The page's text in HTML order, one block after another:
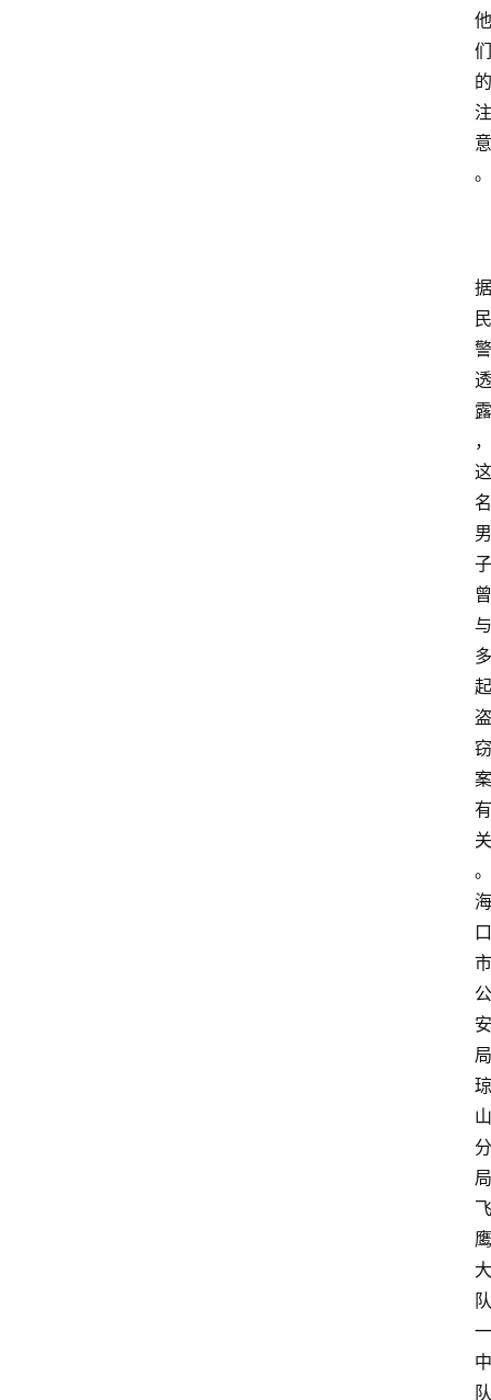
他
们
的
注
意
。
据
民
警
透
露
，
这
名
男
子
曾
与
多
起
盗
窃
案
有
关
。
海
口
市
公
安
局
琼
山
分
局
飞
鹰
大
队
一
中
队